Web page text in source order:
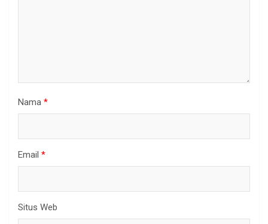
Nama *
Email *
Situs Web